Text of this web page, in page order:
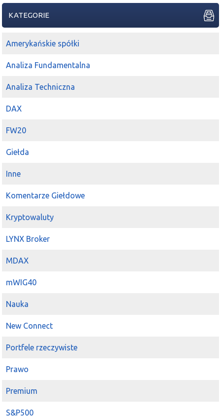
KATEGORIE
Amerykańskie spółki
Analiza Fundamentalna
Analiza Techniczna
DAX
FW20
Giełda
Inne
Komentarze Giełdowe
Kryptowaluty
LYNX Broker
MDAX
mWIG40
Nauka
New Connect
Portfele rzeczywiste
Prawo
Premium
S&P500